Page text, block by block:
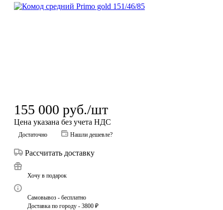
155 000 руб./шт
Цена указана без учета НДС
Достаточно Нашли дешевле?
Рассчитать доставку
Хочу в подарок
Самовывоз - бесплатно
Доставка по городу - 3800 ₽